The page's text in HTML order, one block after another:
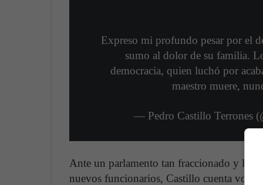
Expreso mi profundo pesar por el
sumo al dolor de su familia.
democracia, quien luchó por
maestro muere,
— Pedro Castillo Terrones
Ante un parlamento tan fraccionado y la
nuevos funcionarios, Castillo cuenta voto